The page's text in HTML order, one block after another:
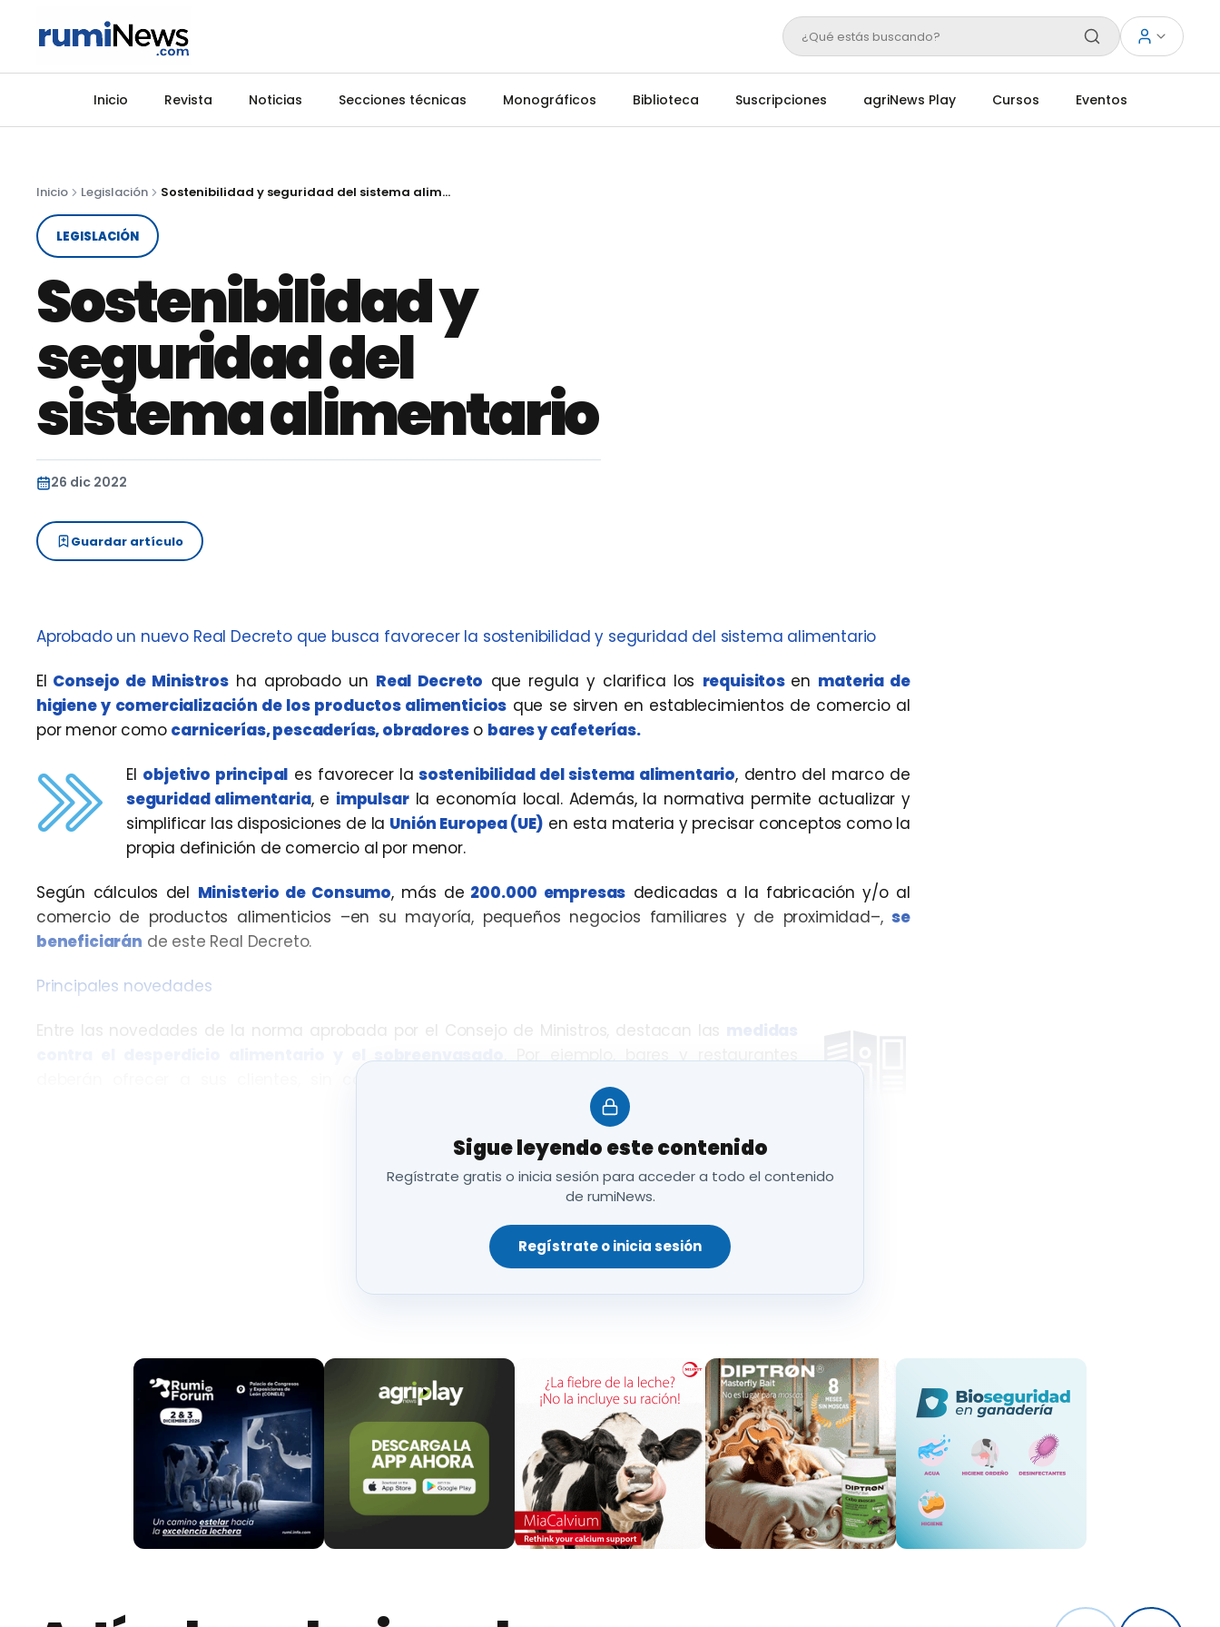
¿Qué estás buscando?
Inicio Revista Noticias Secciones técnicas Monográficos Biblioteca Suscripciones agriNews Play Cursos Eventos
Inicio Legislación Sostenibilidad y seguridad del sistema alimentario
LEGISLACIÓN
Sostenibilidad y
seguridad del
sistema alimentario
26 dic 2022
Guardar artículo
Aprobado un nuevo Real Decreto que busca favorecer la sostenibilidad y seguridad del sistema alimentario
El Consejo de Ministrosha aprobado un Real Decreto que regula y clarifica los requisitos en materia de
higiene y comercialización de los productos alimenticios que se sirven en establecimientos de comercio al
por menor como carnicerías, pescaderías, obradoreso bares y cafeterías.
El objetivo principal es favorecer la sostenibilidad del sistema alimentario, dentro del marco de
seguridad alimentaria, e impulsarla economía local. Además, la normativa permite actualizar y
simplificar las disposiciones de la Unión Europea (UE) en esta materia y precisar conceptos como la
propia definición de comercio al por menor.
Según cálculos del Ministerio de Consumo, más de 200.000 empresas dedicadas a la fabricación y/o al
comercio de productos alimenticios –en su mayoría, pequeños negocios familiares y de proximidad–,se
beneficiarán de este Real Decreto.
Principales novedades
Entre las novedades de la norma aprobada por el Consejo de Ministros, destacan las medidas
contra el desperdicio alimentario y el sobreenvasado. Por ejemplo, bares y restaurantes
deberán ofrecer a sus clientes, sin coste adicional alguno, la
que no hayan consumido en el local. Para ello, aportarán envases reutilizables
aceptarán el recipiente que aporte el cliente
En el resto de establecimientos de comercio al por menor también se permitirá el uso de envases reutilizables
aptos para el contacto con alimentos aportados por el consumidor en el momento de hacer la compra. Eso sí,
será esta persona la responsable última de la higiene de los mismos y de los posibles problemas de
que se pudieran derivar por una mala higiene del recipiente o bolsa aportada por quien
Si es el minorista quien dispensa productos alimenticios en envases de vidrio, metal o cerámica, estos podrán
reutilizarse siempre y cuando se cuenten con equipos que garanticen la adecuada limpieza y desinfección de
los envases al ser retornados por los clientes.
Con el objetivo deevitar el desperdicio alimentario
, estos establecimientos podrán, asimismo, vender
productos alimenticios que presenten defectos de forma, tamaño, etiquetado o envasado(bajo la
responsabilidad del vendedor) cuando estos
no afecten a la seguridad de los mismos y se informe de esta
circunstancia a los consumidores. Las
conservas abombadas no entran en esta categoríaporque este
defecto puede indicar un problema de seguridad alimentaria.
comercio al por menor para
no romper la cadena de frío
Sigue leyendo este contenido
Regístrate gratis o inicia sesión para acceder a todo el contenido
de rumiNews.
Regístrate o inicia sesión